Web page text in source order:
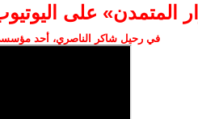
المتمدن» على
في رحيل شاكر الناصري، أحد